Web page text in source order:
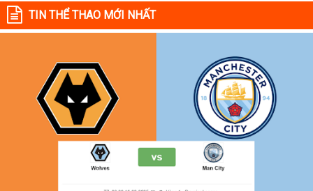
truy cập vào chuyên mục
Lịch Thi Đấu
mọi người hoàn toàn nắm rõ được chính xác về thời gian các trận
đấu bóng đá Việt Nam hay trên Thế giới diễn ra trong thời gian sắp
cả 2 đội tuyển bóng đá đang đạt được.
Không chỉ dừng lại ở đó, những người hâm mộ bóng đá có thể cập
nhật được chính xác về lịch phát sóng bóng đá được tường thuật
trực tiếp ở trên những kênh truyền hình thể thao lớn nhất hiện nay
như: VTV3, K+, SCTV, Thể thao TV,... Nếu như bạn không muốn
bỏ lỡ bất kỳ một trận đấu bóng đá nào trong từng mùa giải, hãy
thường xuyên vào chuyên mụcLịch Thi Đấutại chuyên trang
để cập nhật thông tin chính xác nhất nhé!
TIN THỂ THAO MỚI NHẤT